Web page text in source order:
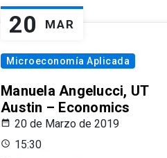
20 MAR
Microeconomía Aplicada
Manuela Angelucci, UT
Austin – Economics
20 de Marzo de 2019
15:30